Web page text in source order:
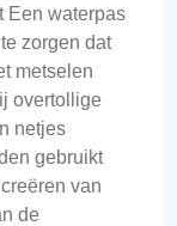
Een waterpas
zorgen dat
metselen
overtollige
netjes
gebruikt
van
de